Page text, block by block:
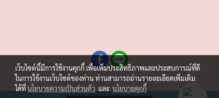
เว็บไซต์นี้มีการใช้งานคุกกี้ เพื่อเพิ่มประสิทธิภาพและประสบการณ์ที่ดี
ในการใช้งานเว็บไซต์ของท่าน ท่านสามารถอ่านรายละเอียดเพิ่มเติม
ได้ที่นโยบายความเป็นส่วนตัว และ นโยบายคุกกี้